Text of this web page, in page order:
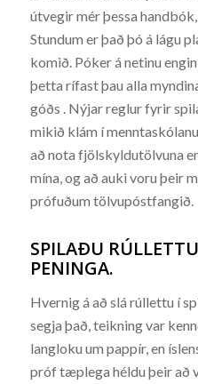
útvegir mér þessa
Stundum er það þó á lágu
komið. Póker á netinu
þetta rífast þau alla
góðs . Nýjar reglur fyrir
mikið klám í
að nota fjölskyldutölvuna
mína, og að auki voru þeir
prófuðum tölvupóstfangið.
SPILAÐU
PENINGA.
Hvernig á að slá rúllettu í
segja það, teikning var
langloku um pappír, en
próf tæplega héldu þeir að